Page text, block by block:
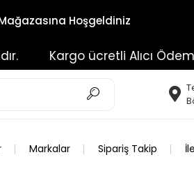
Hoşgeldiniz
Kargo ücretli Alıcı
Markalar Sipariş Takip